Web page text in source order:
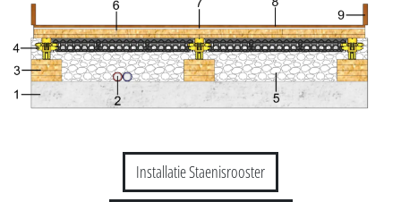
Installatie Staenisrooster